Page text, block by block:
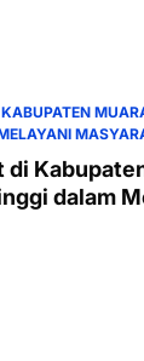
di
dalam